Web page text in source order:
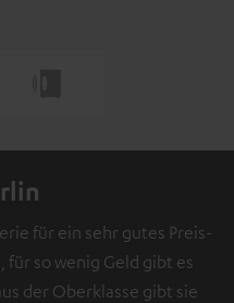
für ein sehr gutes Preis-
für so wenig Geld gibt es
der Oberklasse gibt sie